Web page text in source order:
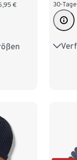
€ 30-
49-